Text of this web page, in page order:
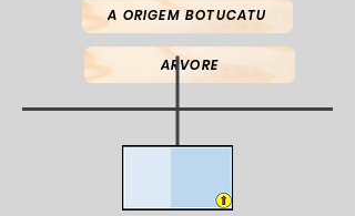
A ORIGEM BOTUCATU
ARVORE